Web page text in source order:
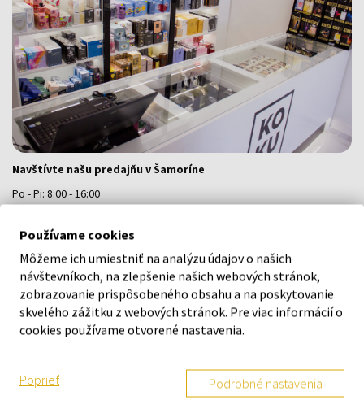
Navštívte našu predajňu v Šamoríne
Po - Pi: 8:00 - 16:00
VŠETKO O NÁKUPE
Vernostný systém
Všeobecné obchodné podmienky
Reklamačný formulár
Používame cookies
Môžeme ich umiestniť na analýzu údajov o našich
návštevníkoch, na zlepšenie našich webových stránok,
zobrazovanie prispôsobeného obsahu a na poskytovanie
skvelého zážitku z webových stránok. Pre viac informácií o
cookies používame otvorené nastavenia.
Poprieť Podrobné nastavenia